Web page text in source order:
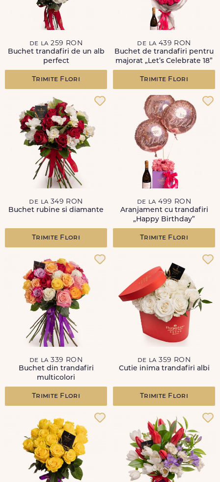
de la 259 RON
Buchet trandafiri de un alb
perfect
Trimite Flori
de la 439 RON
Buchet de trandafiri pentru
majorat „Let’s Celebrate 18”
Trimite Flori
de la 349 RON
Buchet rubine si diamante
Trimite Flori
de la 499 RON
Aranjament cu trandafiri
„Happy Birthday”
Trimite Flori
de la 339 RON
Buchet din trandafiri
multicolori
Trimite Flori
de la 359 RON
Cutie inima trandafiri albi
Trimite Flori